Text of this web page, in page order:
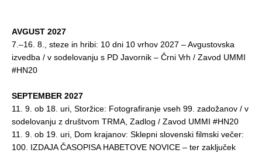
AVGUST 2027
7.–16. 8., steze in hribi: 10 dni 10 vrhov 2027 – Avgustovska
izvedba / v sodelovanju s PD Javornik – Črni Vrh / Zavod UMMI
#HN20
SEPTEMBER 2027
11. 9. ob 18. uri, Storžice: Fotografiranje vseh 99. zadožanov / v
sodelovanju z društvom TRMA, Zadlog / Zavod UMMI #HN20
11. 9. ob 19. uri, Dom krajanov: Sklepni slovenski filmski večer:
100. IZDAJA ČASOPISA HABETOVE NOVICE – ter zaključek